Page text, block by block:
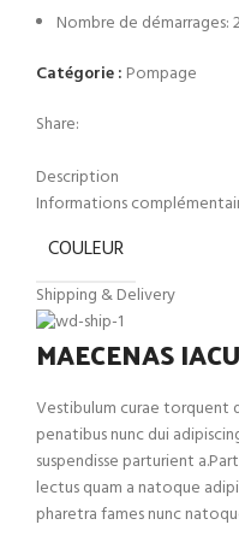
Nombre de démarrages:
Catégorie : Pompage
Share:
Description
Informations
COULEUR
Shipping & Delivery
MAECENAS
Vestibulum curae torquent
penatibus nunc dui
suspendisse parturient
lectus quam a natoque
pharetra fames nunc